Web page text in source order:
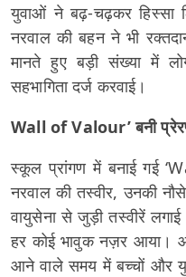
युवाओं ने बढ़-चढ़कर हिस्सा
नरवाल की बहन ने भी
मानते हुए बड़ी संख्या में
सहभागिता दर्ज करवाई।
Wall of Valour’ बनी
स्कूल प्रांगण में बनाई गई
नरवाल की तस्वीर, उनकी
वायुसेना से जुड़ी तस्वीरें
हर कोई भावुक नज़र आया।
आने वाले समय में बच्चों और